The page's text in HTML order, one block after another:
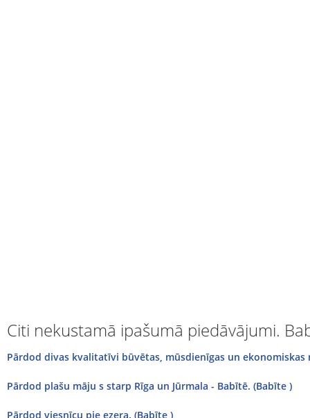
Citi nekustamā ipašumā piedāvājumi.
Pārdod divas kvalitatīvi būvētas, mūsdienīgas un ekonomiskas
Pārdod plašu māju s starp Rīga un Jūrmala - Babītē. (Babīte )
Pārdod viesnīcu pie ezera. (Babīte )